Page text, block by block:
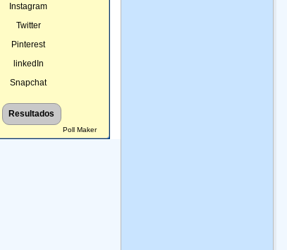
Instagram
Twitter
Pinterest
linkedIn
Snapchat
Poll Maker